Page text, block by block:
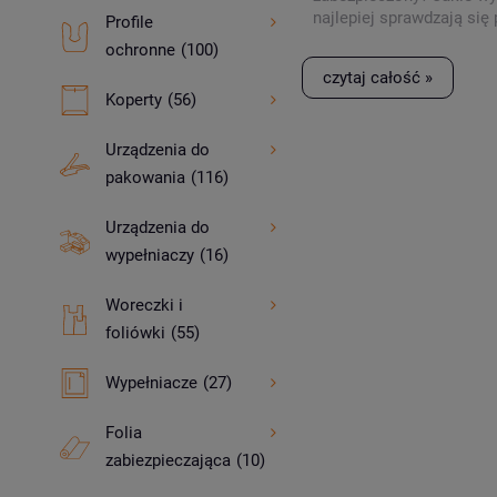
Profile
ochronne (100)
Koperty (56)
Urządzenia do
pakowania (116)
Urządzenia do
wypełniaczy (16)
Woreczki i
foliówki (55)
Wypełniacze (27)
Folia
zabiezpieczająca (10)
najlepiej sprawdzają się
czytaj całość »